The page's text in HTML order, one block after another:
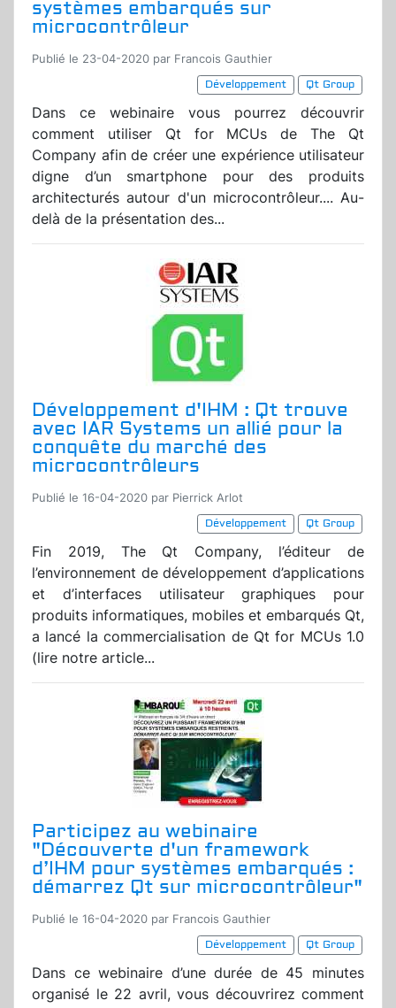
systèmes embarqués sur
microcontrôleur
Publié le 23-04-2020 par Francois Gauthier
Développement
Qt Group
Dans ce webinaire vous pourrez découvrir
comment utiliser Qt for MCUs de The Qt
Company afin de créer une expérience utilisateur
digne d’un smartphone pour des produits
architecturés autour d'un microcontrôleur.... Au-
delà de la présentation des...
Développement d'IHM : Qt trouve
avec IAR Systems un allié pour la
conquête du marché des
microcontrôleurs
Publié le 16-04-2020 par Pierrick Arlot
Développement
Qt Group
Fin 2019, The Qt Company, l’éditeur de
l’environnement de développement d’applications
et d’interfaces utilisateur graphiques pour
produits informatiques, mobiles et embarqués Qt,
a lancé la commercialisation de Qt for MCUs 1.0
(lire notre article...
Participez au webinaire
"Découverte d'un framework
d’IHM pour systèmes embarqués :
démarrez Qt sur microcontrôleur"
Publié le 16-04-2020 par Francois Gauthier
Développement
Qt Group
Dans ce webinaire d’une durée de 45 minutes
organisé le 22 avril, vous découvrirez comment